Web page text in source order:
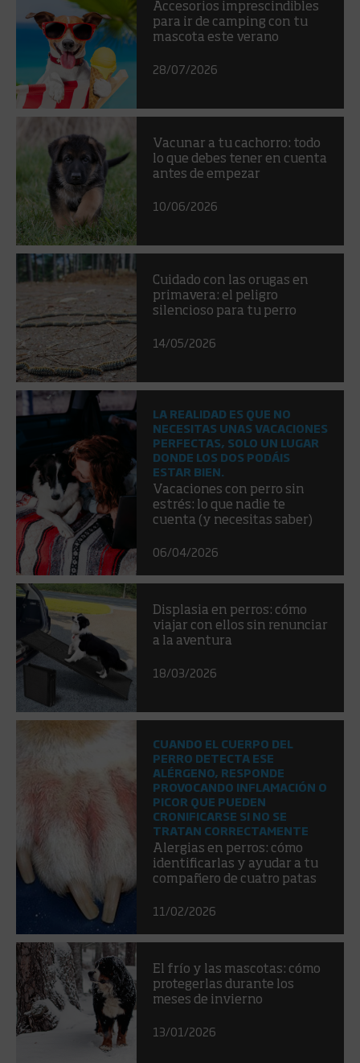
Accesorios imprescindibles
para ir de camping con tu
mascota este verano
28/07/2026
Vacunar a tu cachorro: todo
lo que debes tener en cuenta
antes de empezar
10/06/2026
Cuidado con las orugas en
primavera: el peligro
silencioso para tu perro
14/05/2026
LA REALIDAD ES QUE NO
NECESITAS UNAS VACACIONES
PERFECTAS, SOLO UN LUGAR
DONDE LOS DOS PODÁIS
ESTAR BIEN.
Vacaciones con perro sin
estrés: lo que nadie te
cuenta (y necesitas saber)
06/04/2026
Displasia en perros: cómo
viajar con ellos sin renunciar
a la aventura
18/03/2026
CUANDO EL CUERPO DEL
PERRO DETECTA ESE
ALÉRGENO, RESPONDE
PROVOCANDO INFLAMACIÓN O
PICOR QUE PUEDEN
CRONIFICARSE SI NO SE
TRATAN CORRECTAMENTE
Alergias en perros: cómo
identificarlas y ayudar a tu
compañero de cuatro patas
11/02/2026
El frío y las mascotas: cómo
protegerlas durante los
meses de invierno
13/01/2026